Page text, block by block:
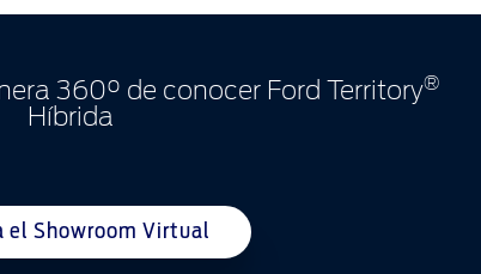
360° de conocer Ford Territory®
Híbrida
el Showroom Virtual